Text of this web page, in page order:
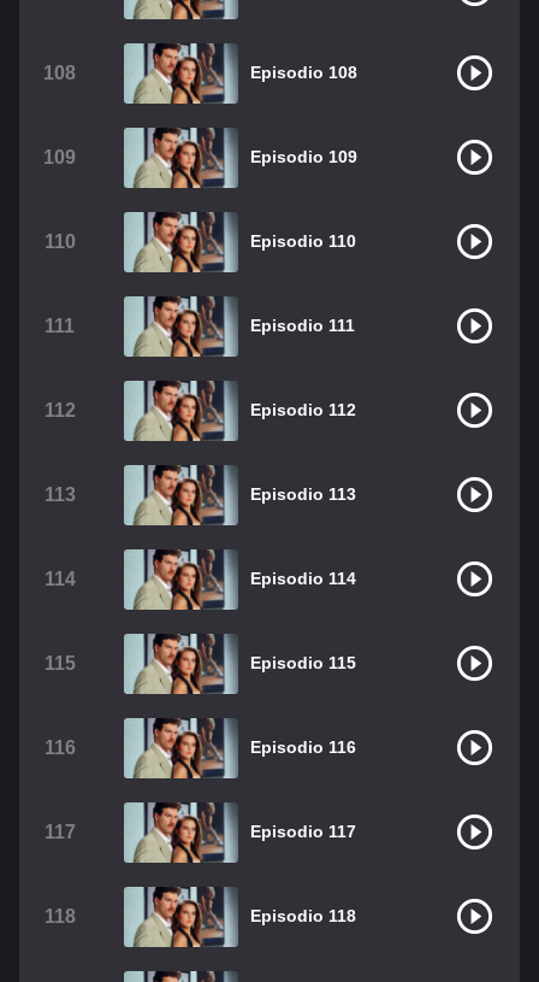
108 Episodio 108
109 Episodio 109
110 Episodio 110
111 Episodio 111
112 Episodio 112
113 Episodio 113
114 Episodio 114
115 Episodio 115
116 Episodio 116
117 Episodio 117
118 Episodio 118